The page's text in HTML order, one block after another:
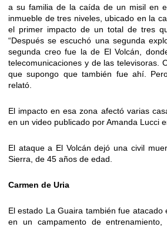
a su familia de la caída de un misil en
inmueble de tres niveles, ubicado en la
el primer impacto de un total de tres
“Después se escuchó una segunda
segunda creo fue la de El Volcán,
telecomunicaciones y de las televisoras.
que supongo que también fue ahí.
relató.
El impacto en esa zona afectó varias
en un video publicado por Amanda Lucci
El ataque a El Volcán dejó una civil
Sierra, de 45 años de edad.
Carmen de Uria
El estado La Guaira también fue atacado
en un campamento de entrenamiento,